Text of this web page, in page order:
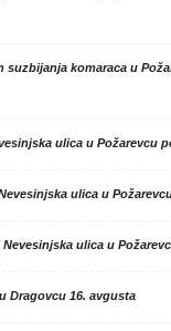
suzbijanja komaraca u
ulica u Požarevcu
ulica u
ulica u
Dragovcu 16. avgusta